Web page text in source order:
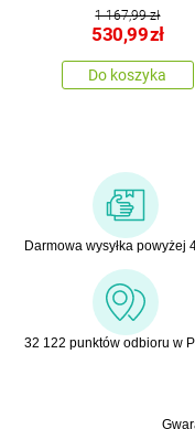
1 167,99 zł
530,99zł
Do koszyka
Darmowa wysyłka powyżej
32 122 punktów odbioru w